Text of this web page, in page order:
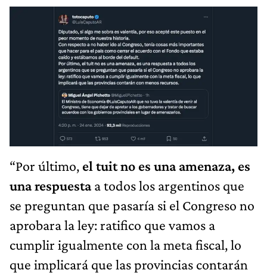
“Por último, el tuit no es una amenaza, es
una respuestaa todos los argentinos que
se preguntan que pasaría si el Congreso no
aprobara la ley: ratifico que vamos a
cumplir igualmente con la meta fiscal, lo
que implicará que las provincias contarán